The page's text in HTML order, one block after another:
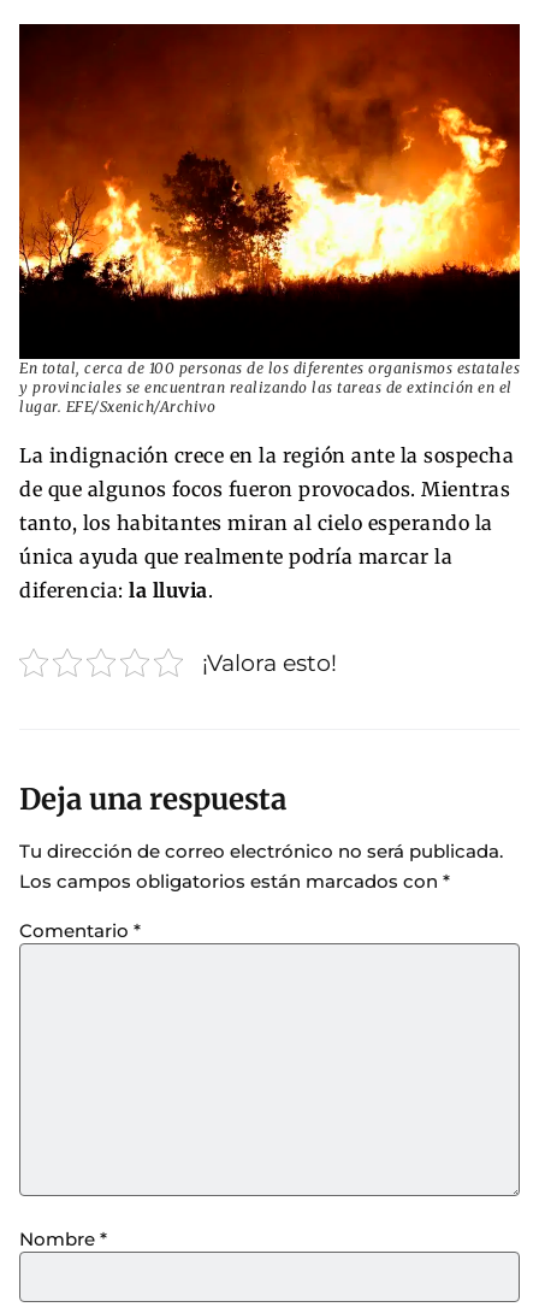
En total, cerca de 100 personas de los diferentes organismos estatales
y provinciales se encuentran realizando las tareas de extinción en el
lugar. EFE/Sxenich/Archivo
La indignación crece en la región ante la sospecha
de que algunos focos fueron provocados. Mientras
tanto, los habitantes miran al cielo esperando la
única ayuda que realmente podría marcar la
diferencia: la lluvia.
¡Valora esto!
Deja una respuesta
Tu dirección de correo electrónico no será publicada.
Los campos obligatorios están marcados con *
Comentario *
Nombre *